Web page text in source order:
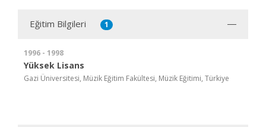
Eğitim Bilgileri 1
1996 - 1998
Yüksek Lisans
Gazi Üniversitesi, Müzik Eğitim Fakültesi, Müzik Eğitimi, Türkiye